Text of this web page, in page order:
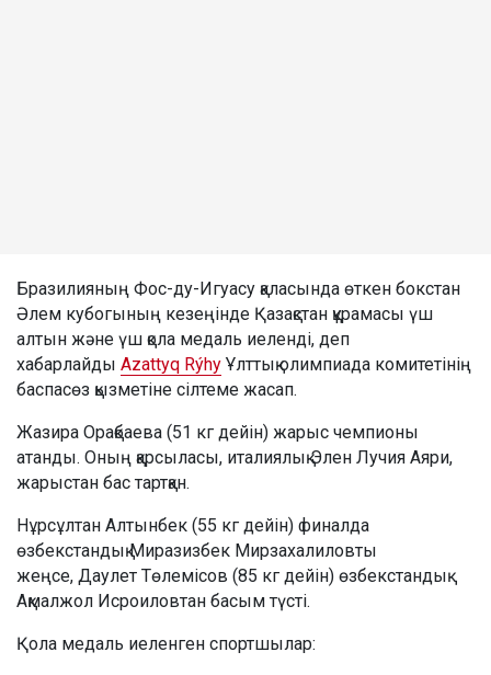
Бразилияның Фос-ду-Игуасу қаласында өткен бокстан
Әлем кубогының кезеңінде Қазақстан құрамасы үш
алтын және үш қола медаль иеленді, деп
хабарлайды Azattyq Rýhy Ұлттық олимпиада комитетінің
баспасөз қызметіне сілтеме жасап.
Жазира Орақбаева (51 кг дейін) жарыс чемпионы
атанды. Оның қарсыласы, италиялық Элен Лучия Аяри,
жарыстан бас тартқан.
Нұрсұлтан Алтынбек (55 кг дейін) финалда
өзбекстандық Миразизбек Мирзахалиловты
жеңсе, Даулет Төлемісов (85 кг дейін) өзбекстандық
Ақмалжол Исроиловтан басым түсті.
Қола медаль иеленген спортшылар: